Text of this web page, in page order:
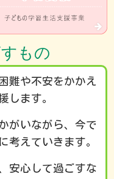
もの
難や不安をかかえ
します。
がいながら、今で
考えていきます。
安心して過ごすな